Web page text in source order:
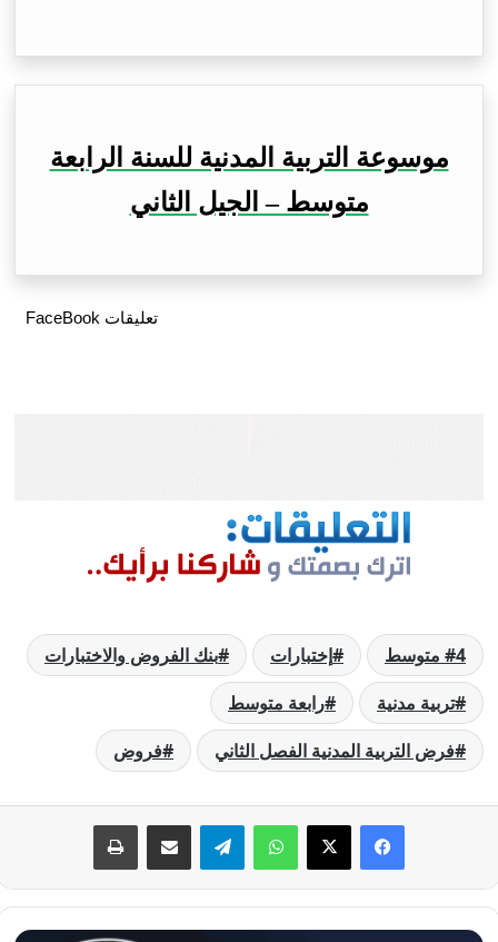
موسوعة التربية المدنية للسنة الرابعة
متوسط – الجيل الثاني
تعليقات FaceBook
4 متوسط إختبارات
بنك الفروض والاختبارات
تربية مدنية
رابعة متوسط
فرض التربية المدنية الفصل الثاني
فروض
فيسبوك
‫X واتسابتيلقراممشاركة عبر البريد طباعة